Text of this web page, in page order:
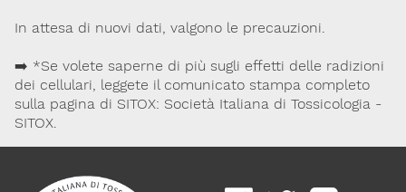
In attesa di nuovi dati, valgono le precauzioni.
➡️ *Se volete saperne di più sugli effetti delle radizioni
dei cellulari, leggete il comunicato stampa completo
sulla pagina di SITOX: Società Italiana di Tossicologia -
SITOX.
Disclaimer
informativo. La Società Italiana di Tossicologia (SITOX) non
accetta alcuna responsabilità riguardo a possibili errori,
dimenticanze o cattive interpretazioni presenti in queste pagine
o in quelle cui si fa riferimento.
approfondimenti